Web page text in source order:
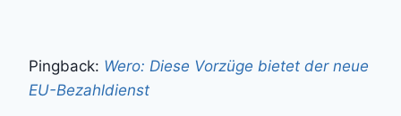
Pingback: Wero: Diese Vorzüge bietet der neue
EU-Bezahldienst